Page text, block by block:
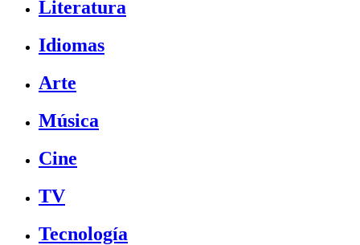
Literatura
Idiomas
Arte
Música
Cine
TV
Tecnología